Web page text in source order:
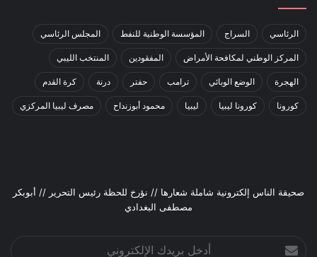
الرئاسي السراج المؤسسة الوطنية للنفط المجلس الرئاسي
المركز الوطني لمكافحة الأمراض المفقودين المنتخب الليبي
الهجرة الوضع الوبائي ترامب حفتر درنة كرة القدم
كورونا كورونا ليبيا ليبيا محمود أبوزنداح مصرف ليبيا المركزي
صحيقة الناس إلكترونية شاملة شعارها // نؤرخ للحظة رئيس التحرير // أبوبكر
مصطفى البغدادي